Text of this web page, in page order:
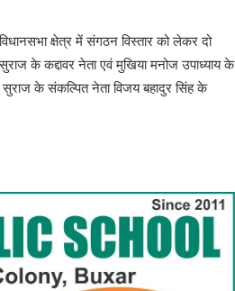
क्षेत्र में संगठन विस्तार को लेकर दो
के कद्दावर नेता एवं मुखिया मनोज उपाध्याय के
के संकल्पित नेता विजय बहादुर सिंह के